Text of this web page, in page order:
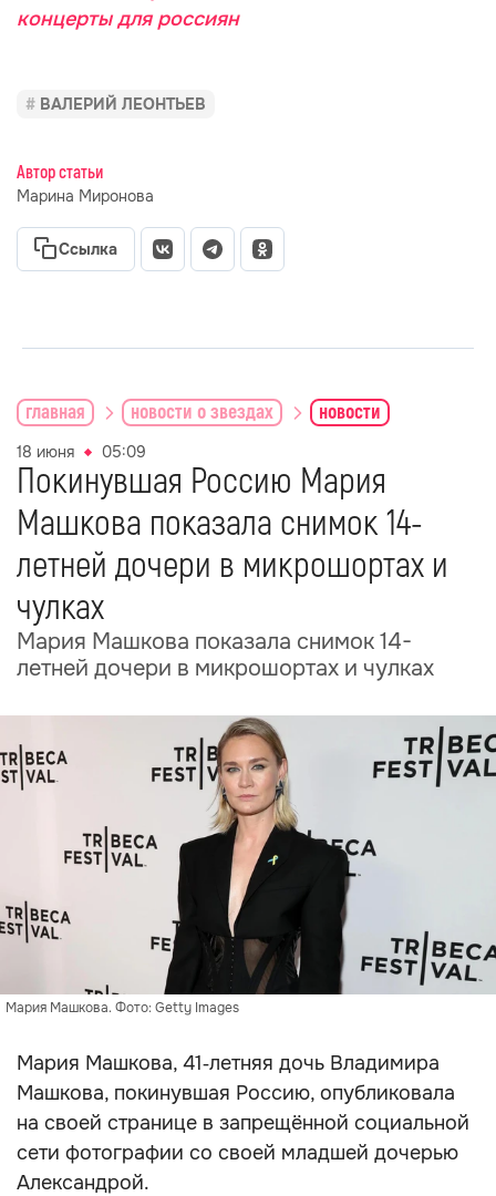
концерты для россиян
ВАЛЕРИЙ ЛЕОНТЬЕВ
Автор статьи
Марина Миронова
Ссылка
главная новости о звездах новости
18 июня 05:09
Покинувшая Россию Мария
Машкова показала снимок 14-
летней дочери в микрошортах и
чулках
Мария Машкова показала снимок 14-
летней дочери в микрошортах и чулках
Мария Машкова. Фото: Getty Images
Мария Машкова, 41‑летняя дочь Владимира
Машкова, покинувшая Россию, опубликовала
на своей странице в запрещённой социальной
сети фотографии со своей младшей дочерью
Александрой.